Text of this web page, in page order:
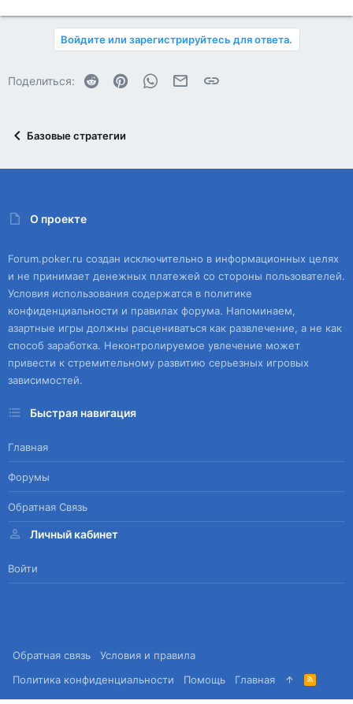
Войдите или зарегистрируйтесь для ответа.
Поделиться: Reddit PinterestWhatsAppЭлектронная почта
Ссылка
Базовые стратегии
О проекте
Forum.poker.ru создан исключительно в информационных целях
и не принимает денежных платежей со стороны пользователей.
Условия использования содержатся в политике
конфиденциальности и правилах форума. Напоминаем,
азартные игры должны расцениваться как развлечение, а не как
способ заработка. Неконтролируемое увлечение может
привести к стремительному развитию серьезных игровых
зависимостей.
Быстрая навигация
Главная
Форумы
Обратная Связь
Личный кабинет
Войти
Обратная связь
Условия и правила
Политика конфиденциальности
Помощь Главная
R
S
S